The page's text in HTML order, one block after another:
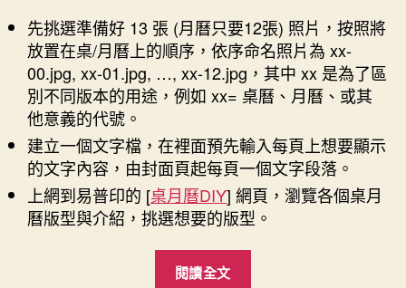
先挑選準備好 13 張 (月曆只要12張) 照片，按照將
放置在桌/月曆上的順序，依序命名照片為 xx-
00.jpg, xx-01.jpg, …, xx-12.jpg，其中 xx 是為了區
別不同版本的用途，例如 xx= 桌曆、月曆、或其
他意義的代號。
建立一個文字檔，在裡面預先輸入每頁上想要顯示
的文字內容，由封面頁起每頁一個文字段落。
上網到易普印的 [桌月曆DIY] 網頁，瀏覽各個桌月
曆版型與介紹，挑選想要的版型。
閱讀全文